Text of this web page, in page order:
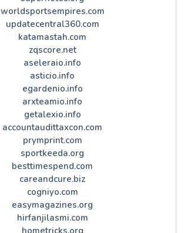
worldsportsempires.com
updatecentral360.com
katamastah.com
zqscore.net
aseleraio.info
asticio.info
egardenio.info
arxteamio.info
getalexio.info
accountaudittaxcon.com
prymprint.com
sportkeeda.org
besttimespend.com
careandcure.biz
cogniyo.com
easymagazines.org
hirfanjilasmi.com
hometricks.org